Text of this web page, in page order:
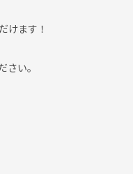
けます！
い。